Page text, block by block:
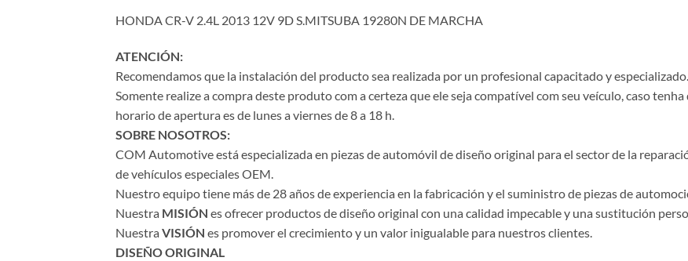
HONDA CR-V 2.4L 2013 12V 9D S.MITSUBA 19280N DE MARCHA
ATENCIÓN:
Recomendamos que la instalación del producto sea realizada por un profesional capacitado y especializado.
Somente realize a compra deste produto com a certeza que ele seja compatível com seu veículo, caso
horario de apertura es de lunes a viernes de 8 a 18 h.
SOBRE NOSOTROS:
COM Automotive está especializada en piezas de automóvil de diseño original para el sector de la
de vehículos especiales OEM.
Nuestro equipo tiene más de 28 años de experiencia en la fabricación y el suministro de piezas de
Nuestra MISIÓN es ofrecer productos de diseño original con una calidad impecable y una sustitución
Nuestra VISIÓN es promover el crecimiento y un valor inigualable para nuestros clientes.
DISEÑO ORIGINAL